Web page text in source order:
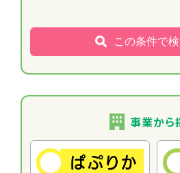
この条件で
事業から